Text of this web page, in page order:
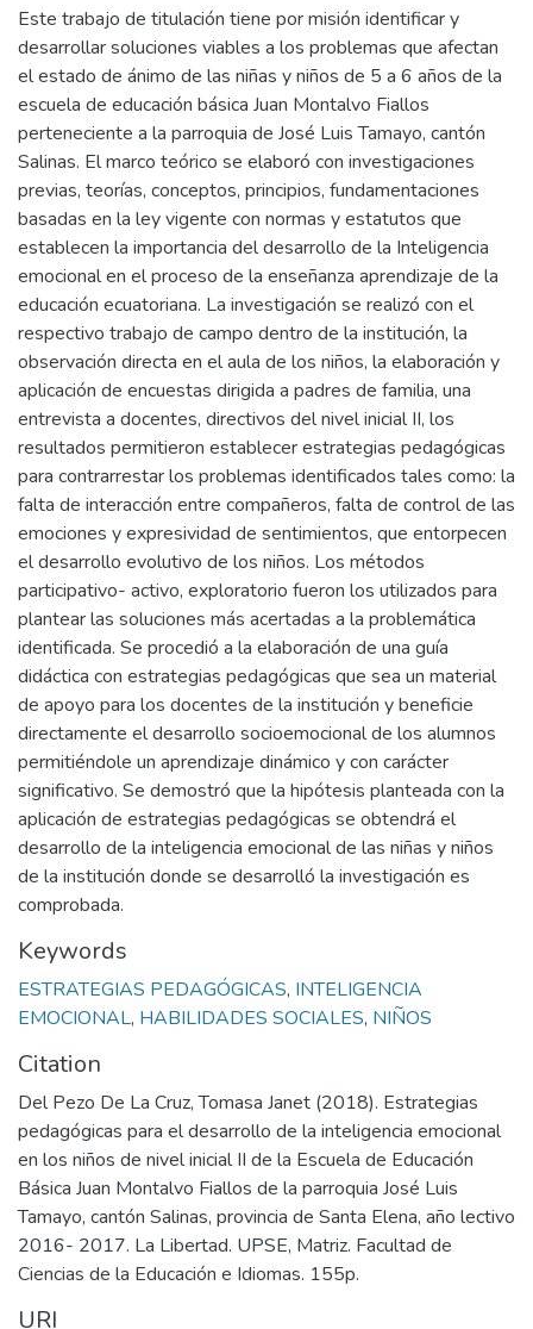
Este trabajo de titulación tiene por misión identificar y
desarrollar soluciones viables a los problemas que afectan
el estado de ánimo de las niñas y niños de 5 a 6 años de la
escuela de educación básica Juan Montalvo Fiallos
perteneciente a la parroquia de José Luis Tamayo, cantón
Salinas. El marco teórico se elaboró con investigaciones
previas, teorías, conceptos, principios, fundamentaciones
basadas en la ley vigente con normas y estatutos que
establecen la importancia del desarrollo de la Inteligencia
emocional en el proceso de la enseñanza aprendizaje de la
educación ecuatoriana. La investigación se realizó con el
respectivo trabajo de campo dentro de la institución, la
observación directa en el aula de los niños, la elaboración y
aplicación de encuestas dirigida a padres de familia, una
entrevista a docentes, directivos del nivel inicial II, los
resultados permitieron establecer estrategias pedagógicas
para contrarrestar los problemas identificados tales como: la
falta de interacción entre compañeros, falta de control de las
emociones y expresividad de sentimientos, que entorpecen
el desarrollo evolutivo de los niños. Los métodos
participativo- activo, exploratorio fueron los utilizados para
plantear las soluciones más acertadas a la problemática
identificada. Se procedió a la elaboración de una guía
didáctica con estrategias pedagógicas que sea un material
de apoyo para los docentes de la institución y beneficie
directamente el desarrollo socioemocional de los alumnos
permitiéndole un aprendizaje dinámico y con carácter
significativo. Se demostró que la hipótesis planteada con la
aplicación de estrategias pedagógicas se obtendrá el
desarrollo de la inteligencia emocional de las niñas y niños
de la institución donde se desarrolló la investigación es
comprobada.
Keywords
ESTRATEGIAS PEDAGÓGICAS, INTELIGENCIA
EMOCIONAL, HABILIDADES SOCIALES, NIÑOS
Citation
Del Pezo De La Cruz, Tomasa Janet (2018). Estrategias
pedagógicas para el desarrollo de la inteligencia emocional
en los niños de nivel inicial II de la Escuela de Educación
Básica Juan Montalvo Fiallos de la parroquia José Luis
Tamayo, cantón Salinas, provincia de Santa Elena, año lectivo
2016- 2017. La Libertad. UPSE, Matriz. Facultad de
Ciencias de la Educación e Idiomas. 155p.
URI